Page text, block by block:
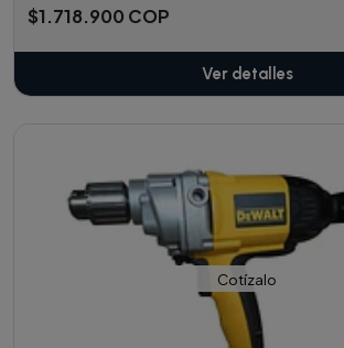
$1.718.900 COP
Ver detalles
Cotízalo